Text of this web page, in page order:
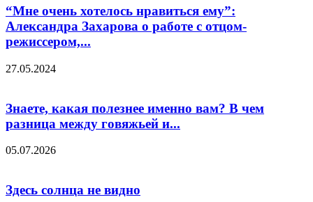
“Мне очень хотелось нравиться ему”:
Александра Захарова о работе с отцом-
режиссером,...
27.05.2024
Знаете, какая полезнее именно вам? В чем
разница между говяжьей и...
05.07.2026
Здесь солнца не видно